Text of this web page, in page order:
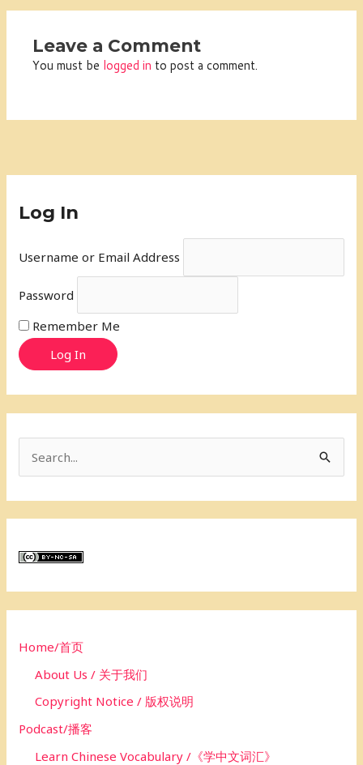
Leave a Comment
You must be logged in to post a comment.
Log In
Username or Email Address
Password
Remember Me
Log In
c
rHome/首页
About Us / 关于我们
Copyright Notice / 版权说明
Podcast/播客
Learn Chinese Vocabulary /《学中文词汇》